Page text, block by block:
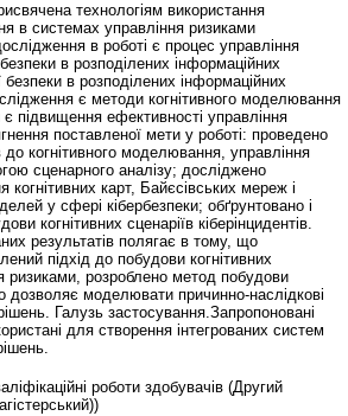
технологіям використання
в системах управління ризиками
в роботі є процес управління
в розподілених інформаційних
в розподілених інформаційних
є методи когнітивного моделювання
підвищення ефективності управління
поставленої мети у роботі: проведено
до когнітивного моделювання, управління
сценарного аналізу; досліджено
когнітивних карт, Байєсівських мереж і
у сфері кібербезпеки; обґрунтовано і
когнітивних сценаріїв кіберінцидентів.
результатів полягає в тому, що
підхід до побудови когнітивних
ризиками, розроблено метод побудови
дозволяє моделювати причинно-наслідкові
Галузь застосування.Запропоновані
для створення інтегрованих систем
роботи здобувачів (Другий